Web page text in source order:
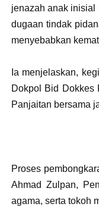
jenazah anak inisial
dugaan tindak
menyebabkan
Ia menjelaskan,
Dokpol Bid Dokkes
Panjaitan bersama
Proses
Ahmad Zulpan,
agama, serta tokoh